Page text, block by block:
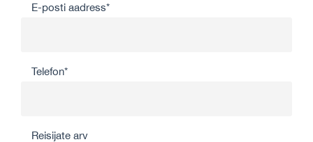
E-posti aadress*
Telefon*
Reisijate arv